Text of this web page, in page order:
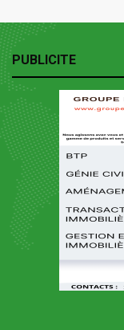
PUBLICITE